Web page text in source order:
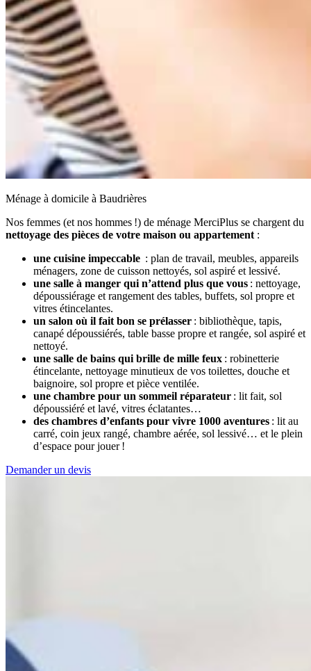
Ménage à domicile à Baudrières
Nos femmes (et nos hommes !) de ménage MerciPlus se chargent du
nettoyage des pièces de votre maison ou appartement :
une cuisine impeccable : plan de travail, meubles, appareils
ménagers, zone de cuisson nettoyés, sol aspiré et lessivé.
une salle à manger qui n’attend plus que vous : nettoyage,
dépoussiérage et rangement des tables, buffets, sol propre et
vitres étincelantes.
un salon où il fait bon se prélasser : bibliothèque, tapis,
canapé dépoussiérés, table basse propre et rangée, sol aspiré et
nettoyé.
une salle de bains qui brille de mille feux : robinetterie
étincelante, nettoyage minutieux de vos toilettes, douche et
baignoire, sol propre et pièce ventilée.
une chambre pour un sommeil réparateur : lit fait, sol
dépoussiéré et lavé, vitres éclatantes…
des chambres d’enfants pour vivre 1000 aventures : lit au
carré, coin jeux rangé, chambre aérée, sol lessivé… et le plein
d’espace pour jouer !
Demander un devis